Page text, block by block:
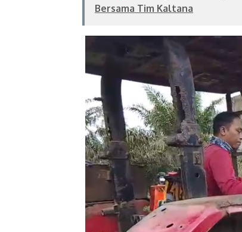
Bersama Tim Kaltana